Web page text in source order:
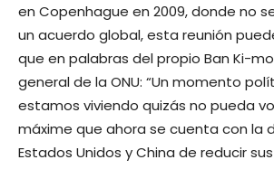
en Copenhague en 2009, donde no
un acuerdo global, esta reunión
que en palabras del propio Ban Ki-
general de la ONU: “Un momento
estamos viviendo quizás no pueda
máxime que ahora se cuenta con la
Estados Unidos y China de reducir